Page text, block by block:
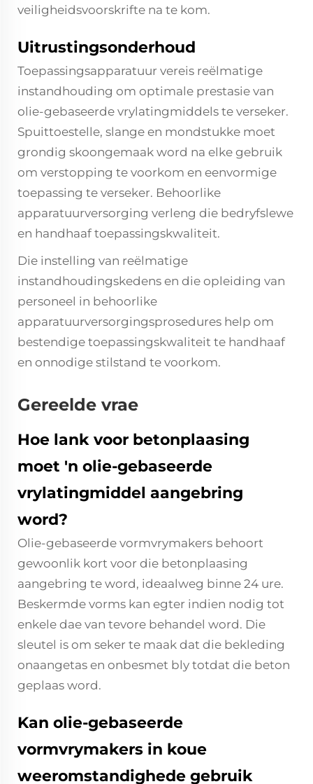
veiligheidsvoorskrifte na te kom.
Uitrustingsonderhoud
Toepassingsapparatuur vereis reëlmatige
instandhouding om optimale prestasie van
olie-gebaseerde vrylatingmiddels te verseker.
Spuittoestelle, slange en mondstukke moet
grondig skoongemaak word na elke gebruik
om verstopping te voorkom en eenvormige
toepassing te verseker. Behoorlike
apparatuurversorging verleng die bedryfslewe
en handhaaf toepassingskwaliteit.
Die instelling van reëlmatige
instandhoudingskedens en die opleiding van
personeel in behoorlike
apparatuurversorgingsprosedures help om
bestendige toepassingskwaliteit te handhaaf
en onnodige stilstand te voorkom.
Gereelde vrae
Hoe lank voor betonplaasing
moet 'n olie-gebaseerde
vrylatingmiddel aangebring
word?
Olie-gebaseerde vormvrymakers behoort
gewoonlik kort voor die betonplaasing
aangebring te word, ideaalweg binne 24 ure.
Beskermde vorms kan egter indien nodig tot
enkele dae van tevore behandel word. Die
sleutel is om seker te maak dat die bekleding
onaangetas en onbesmet bly totdat die beton
geplaas word.
Kan olie-gebaseerde
vormvrymakers in koue
weeromstandighede gebruik